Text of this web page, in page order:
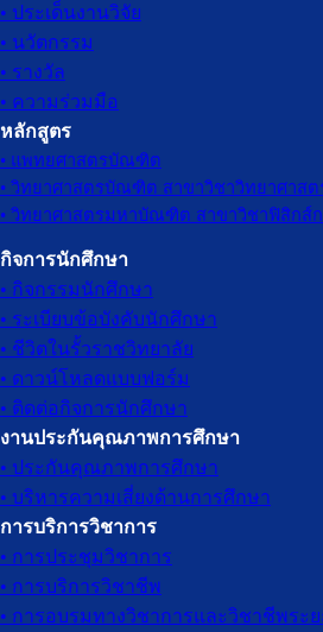
• ประเด็นงานวิจัย
• นวัตกรรม
• รางวัล
• ความร่วมมือ
หลักสูตร
• แพทยศาสตรบัณฑิต
• วิทยาศาสตรบัณฑิต สาขาวิชาวิทยาศาส
• วิทยาศาสตรมหาบัณฑิต สาขาวิชาฟิสิกส์
กิจการนักศึกษา
• กิจกรรมนักศึกษา
• ระเบียบข้อบังคับนักศึกษา
• ชีวิตในรั้วราชวิทยาลัย
• ดาวน์โหลดแบบฟอร์ม
• ติดต่อกิจการนักศึกษา
งานประกันคุณภาพการศึกษา
• ประกันคุณภาพการศึกษา
• บริหารความเสี่ยงด้านการศึกษา
การบริการวิชาการ
• การประชุมวิชาการ
• การบริการวิชาชีพ
• การอบรมทางวิชาการและวิชาชีพระ